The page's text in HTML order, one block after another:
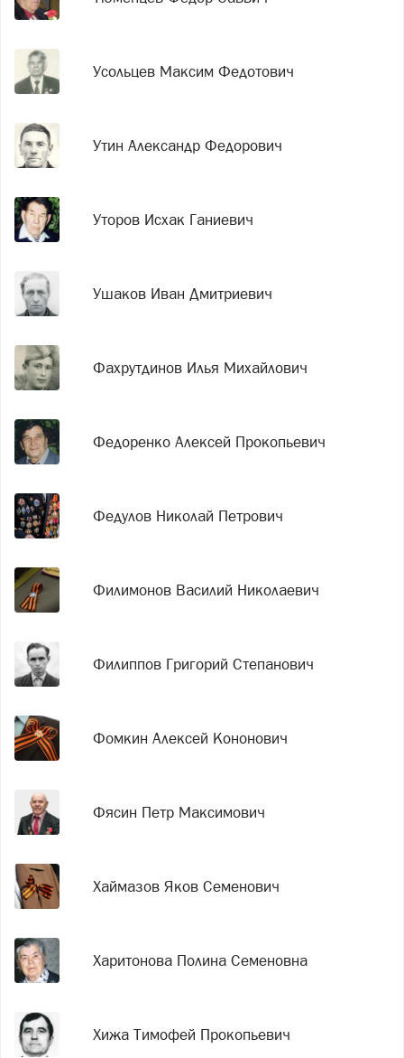
Усольцев Максим Федотович
Утин Александр Федорович
Уторов Исхак Ганиевич
Ушаков Иван Дмитриевич
Фахрутдинов Илья Михайлович
Федоренко Алексей Прокопьевич
Федулов Николай Петрович
Филимонов Василий Николаевич
Филиппов Григорий Степанович
Фомкин Алексей Кононович
Фясин Петр Максимович
Хаймазов Яков Семенович
Харитонова Полина Семеновна
Хижа Тимофей Прокопьевич